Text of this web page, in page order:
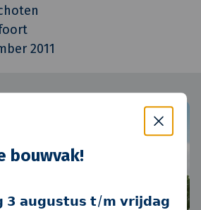
bouwvak!
𝟯 𝗮𝘂𝗴𝘂𝘀𝘁𝘂𝘀 𝘁/𝗺 𝘃𝗿𝗶𝗷𝗱𝗮𝗴
2011